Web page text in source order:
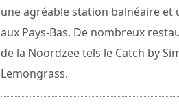
une agréable station balnéaire
aux Pays-Bas. De nombreux
de la Noordzee tels le Catch by
Lemongrass.